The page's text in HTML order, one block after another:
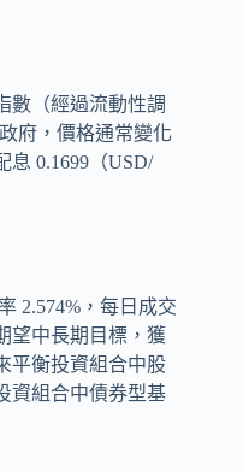
數（經過流動性調
府，價格通常變化
息 0.1699（USD/
2.574%，每日成交
望中長期目標，獲
平衡投資組合中股
資組合中債券型基